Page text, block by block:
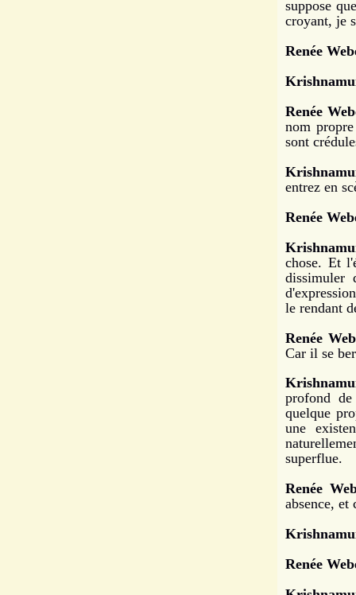
suppose
croyant, je
Renée
Renée
nom
sont
entrez en
Renée
chose. Et
dissimuler
le rendant
Renée
Car il se
profond
quelque
une
superflue.
Renée
absence, et
Renée